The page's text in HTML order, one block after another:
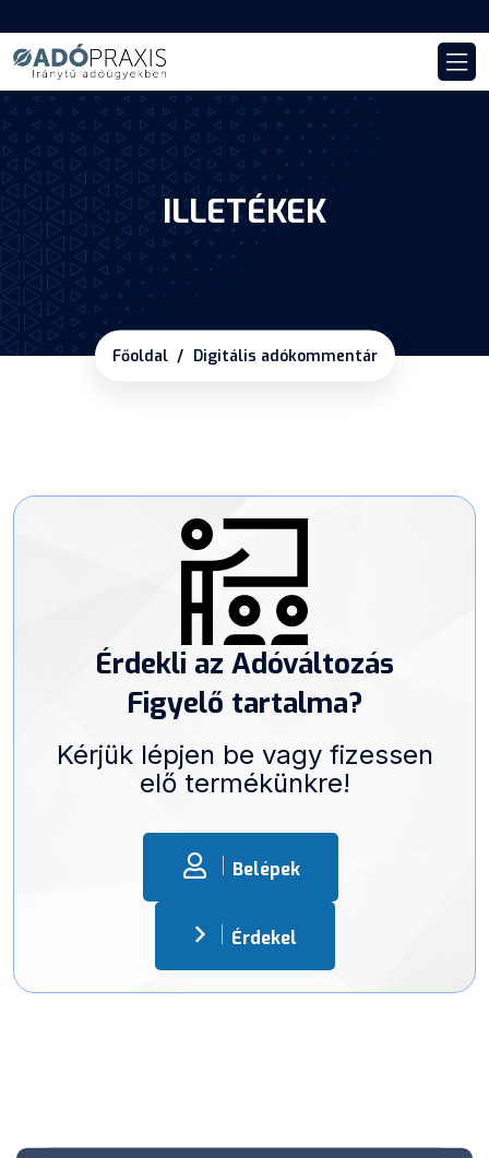
ILLETÉKEK
Főoldal Digitális adókommentár
Érdekli az Adóváltozás
Figyelő tartalma?
Kérjük lépjen be vagy fizessen
elő termékünkre!
Belépek
Érdekel